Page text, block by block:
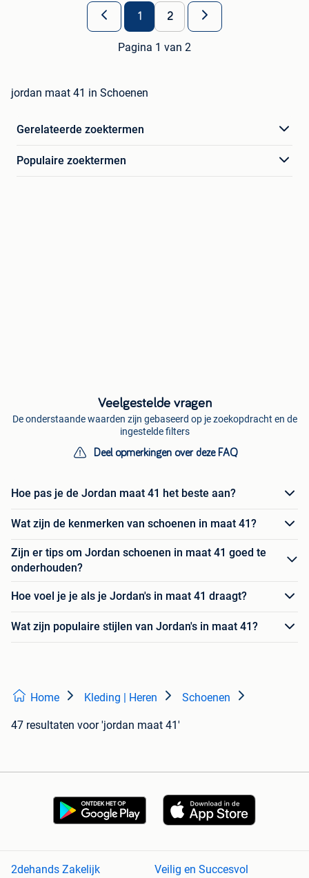
1 2
Pagina 1 van 2
jordan maat 41 in Schoenen
Gerelateerde zoektermen
Populaire zoektermen
Veelgestelde vragen
De onderstaande waarden zijn gebaseerd op je zoekopdracht en de
ingestelde filters
Deel opmerkingen over deze FAQ
Hoe pas je de Jordan maat 41 het beste aan?
Wat zijn de kenmerken van schoenen in maat 41?
Zijn er tips om Jordan schoenen in maat 41 goed te
onderhouden?
Hoe voel je je als je Jordan's in maat 41 draagt?
Wat zijn populaire stijlen van Jordan's in maat 41?
Home Kleding | Heren Schoenen
47 resultaten voor 'jordan maat 41'
2dehands Zakelijk Veilig en Succesvol